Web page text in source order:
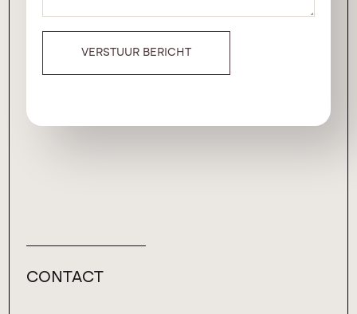
CONTACT